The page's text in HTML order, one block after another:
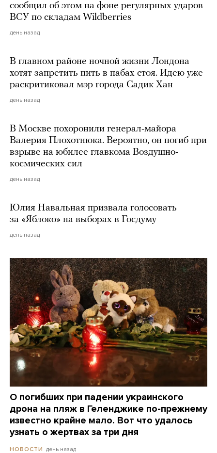
сообщил об этом на фоне регулярных ударов
ВСУ по складам Wildberries
день назад
В главном районе ночной жизни Лондона
хотят запретить пить в пабах стоя. Идею уже
раскритиковал мэр города Садик Хан
день назад
В Москве похоронили генерал-майора
Валерия Плохотнюка. Вероятно, он погиб при
взрыве на юбилее главкома Воздушно-
космических сил
день назад
Юлия Навальная призвала голосовать
за «Яблоко» на выборах в Госдуму
день назад
О погибших при падении украинского
дрона на пляж в Геленджике по-прежнему
известно крайне мало. Вот что удалось
узнать о жертвах за три дня
НОВОСТИ день назад